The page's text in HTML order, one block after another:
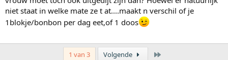
niet staat in welke mate ze t at....maakt n verschil of je
1blokje/bonbon per dag eet,of 1 doos
1 van 3 Volgende